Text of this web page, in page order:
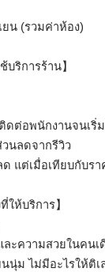
ยน (รวมค่าห้อง)
บริการร้าน】
ดต่อพนักงานจนเริ่ม
นลดจากรีวิว
แต่เมื่อเทียบกับร
ให้บริการ】
ะความสวยในคนเ
นุ่ม ไม่มีอะไรให้ติเ